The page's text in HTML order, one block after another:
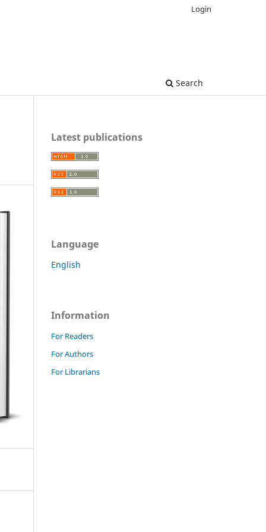
Search
Login
Latest publications
Language
English
Information
For Readers
For Authors
For Librarians